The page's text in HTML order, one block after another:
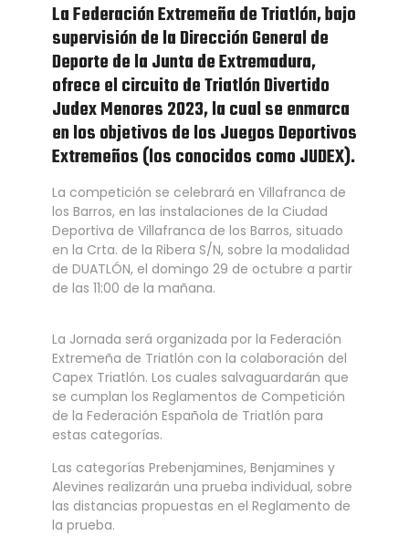
La Federación Extremeña de Triatlón, bajo
supervisión de la Dirección General de
Deporte de la Junta de Extremadura,
ofrece el circuito de Triatlón Divertido
Judex Menores 2023, la cual se enmarca
en los objetivos de los Juegos Deportivos
Extremeños (los conocidos como JUDEX).
La competición se celebrará en Villafranca de
los Barros, en las instalaciones de la Ciudad
Deportiva de Villafranca de los Barros, situado
en la Crta. de la Ribera S/N, sobre la modalidad
de DUATLÓN, el domingo 29 de octubre a partir
de las 11:00 de la mañana.
La Jornada será organizada por la Federación
Extremeña de Triatlón con la colaboración del
Capex Triatlón. Los cuales salvaguardarán que
se cumplan los Reglamentos de Competición
de la Federación Española de Triatlón para
estas categorías.
Las categorías Prebenjamines, Benjamines y
Alevines realizarán una prueba individual, sobre
las distancias propuestas en el Reglamento de
la prueba.